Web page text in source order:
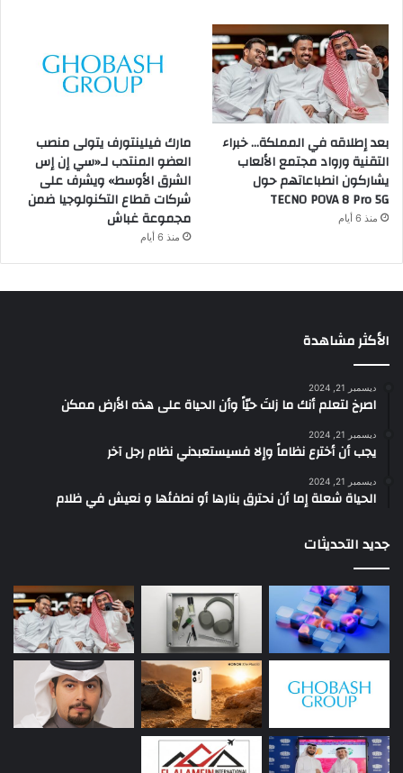
بعد إطلاقه في المملكة… خبراء
التقنية ورواد مجتمع الألعاب
يشاركون انطباعاتهم حول
TECNO POVA 8 Pro 5G
منذ 6 أيام
مارك فيلينتورف يتولى منصب
العضو المنتدب لـ«سي إن إس
الشرق الأوسط» ويشرف على
شركات قطاع التكنولوجيا ضمن
مجموعة غباش
منذ 6 أيام
الأكثر مشاهدة
ديسمبر 21, 2024
‫اصرخ لتعلم أنك ما زلتَ حيّاً وأن الحياة على هذه الأرض ممكن
ديسمبر 21, 2024
يجب أن أخترع نظاماً وإلا فسيستعبدني نظام رجل آخر
ديسمبر 21, 2024
الحياة شعلة إما أن نحترق بنارها أو نطفئها و نعيش في ظلام
جديد التحديثات